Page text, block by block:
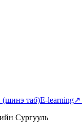
(шинэ таб)E-learning↗
Сургууль